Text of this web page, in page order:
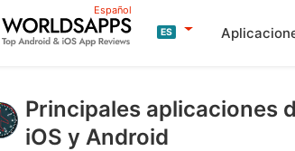
Español
ES
Principales aplicaciones
iOS y Android